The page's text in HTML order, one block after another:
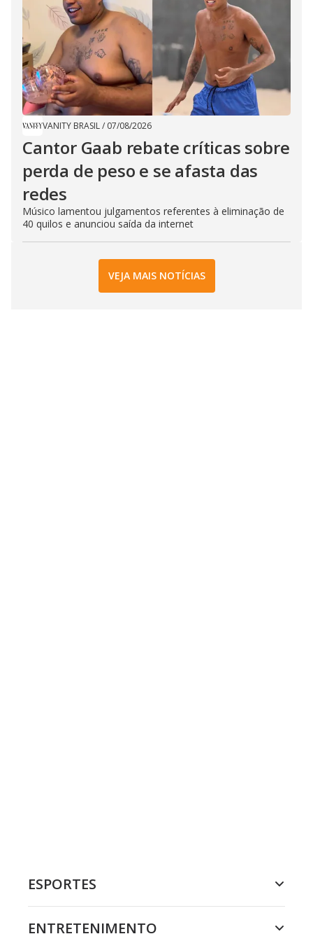
VANITY BRASIL/ 07/08/2026
Cantor Gaab rebate críticas sobre
perda de peso e se afasta das
redes
Músico lamentou julgamentos referentes à eliminação de
40 quilos e anunciou saída da internet
VEJA MAIS NOTÍCIAS
ESPORTES
ENTRETENIMENTO